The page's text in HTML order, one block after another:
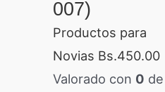
007)
Productos para
Novias Bs.450.00
Valorado con 0 de